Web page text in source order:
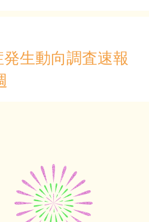
生動向調査速報